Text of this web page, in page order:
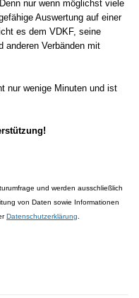
nur wenn möglichst viele
Auswertung auf einer
es dem VDKF, seine
anderen Verbänden mit
nur wenige Minuten und ist
und werden ausschließlich
von Daten sowie Informationen
Datenschutzerklärung